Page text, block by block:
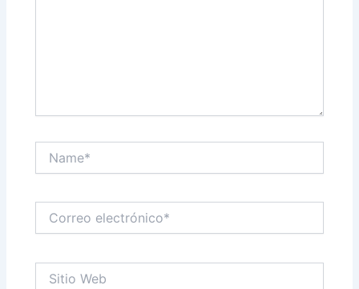
electrónico*
Web